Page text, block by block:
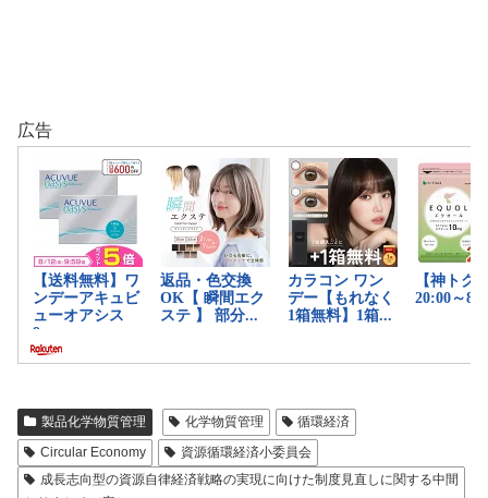
広告
製品化学物質管理 化学物質管理
循環経済
Circular Economy
資源循環経済小委員会
成長志向型の資源自律経済戦略の実現に向けた制度見直しに関する中間